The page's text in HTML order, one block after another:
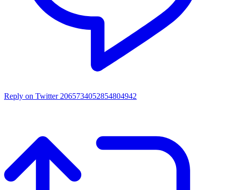
Reply on Twitter 2065734052854804942